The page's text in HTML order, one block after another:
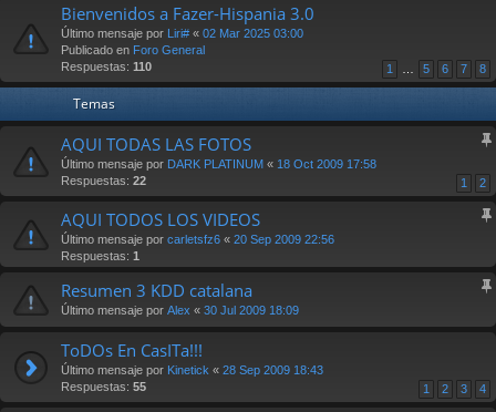
Bienvenidos a Fazer-Hispania 3.0
Último mensaje por Liri# « 02 Mar 2025 03:00
Publicado en Foro General
Respuestas: 110 1 5 6 7 8
Temas
AQUI TODAS LAS FOTOS
Último mensaje por DARK PLATINUM « 18 Oct 2009 17:58
Respuestas: 22 1 2
AQUI TODOS LOS VIDEOS
Último mensaje por carletsfz6 « 20 Sep 2009 22:56
Respuestas: 1
Resumen 3 KDD catalana
Último mensaje por Alex « 30 Jul 2009 18:09
ToDOs En CasITa!!!
Último mensaje por Kinetick « 28 Sep 2009 18:43
Respuestas: 55 1 2 3 4